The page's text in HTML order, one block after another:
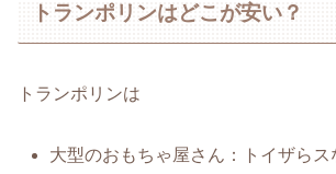
トランポリンはどこが安い？
トランポリンは
大型のおもちゃ屋さん：トイザらス